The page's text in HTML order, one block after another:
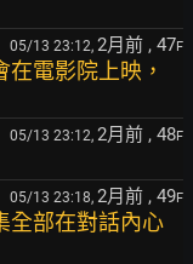
05/13 23:12, 2月前 , 47F
電影院上映，
05/13 23:12, 2月前 , 48F
05/13 23:18, 2月前 , 49F
全部在對話內心